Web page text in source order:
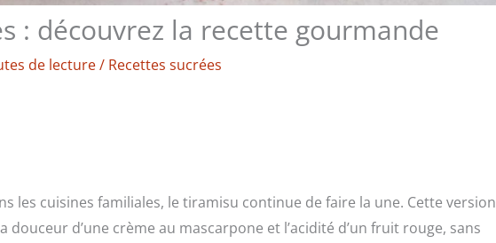
: découvrez la recette gourmande
de lecture/ Recettes sucrées
les cuisines familiales, le tiramisu continue de faire la une. Cette version
d’une crème au mascarpone et l’acidité d’un fruit rouge, sans